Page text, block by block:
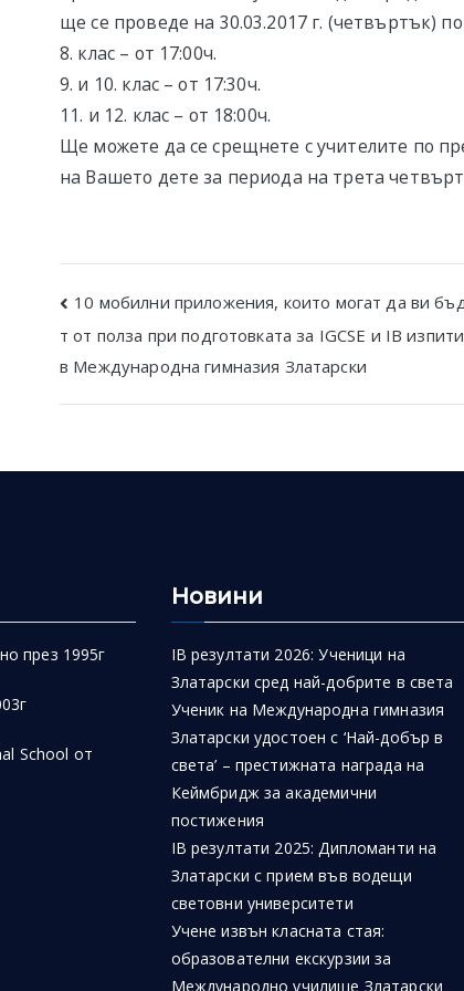
ще се проведе на 30.03.2017 г. (четвъртък)
8. клас – от 17:00ч.
9. и 10. клас – от 17:30ч.
11. и 12. клас – от 18:00ч.
Ще можете да се срещнете с учителите по
на Вашето дете за периода на трета
Post
navigation
10 мобилни приложения, които могат да ви
т от полза при подготовката за IGCSE и IB
в Международна гимназия Златарски
през 1995г
School от
Новини
IB резултати 2026: Ученици на
Златарски сред най-добрите в света
Ученик на Международна гимназия
Златарски удостоен с ‘Най-добър в
света’ – престижната награда на
Кеймбридж за академични
постижения
IB резултати 2025: Дипломанти на
Златарски с прием във водещи
световни университети
Учене извън класната стая:
образователни екскурзии за
Международно училище Златарски